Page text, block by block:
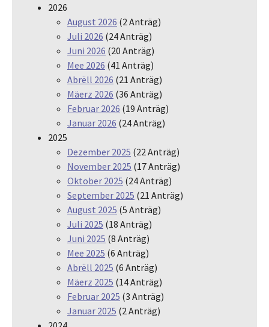
2026
August 2026 (2 Anträg)
Juli 2026 (24 Anträg)
Juni 2026 (20 Anträg)
Mee 2026 (41 Anträg)
Abrëll 2026 (21 Anträg)
Mäerz 2026 (36 Anträg)
Februar 2026 (19 Anträg)
Januar 2026 (24 Anträg)
2025
Dezember 2025 (22 Anträg)
November 2025 (17 Anträg)
Oktober 2025 (24 Anträg)
September 2025 (21 Anträg)
August 2025 (5 Anträg)
Juli 2025 (18 Anträg)
Juni 2025 (8 Anträg)
Mee 2025 (6 Anträg)
Abrëll 2025 (6 Anträg)
Mäerz 2025 (14 Anträg)
Februar 2025 (3 Anträg)
Januar 2025 (2 Anträg)